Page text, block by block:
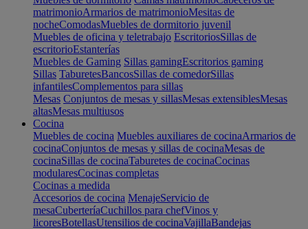
matrimonioArmarios de matrimonioMesitas de
nocheComodasMuebles de dormitorio juvenil
Muebles de oficina y teletrabajo EscritoriosSillas de
escritorioEstanterías
Muebles de Gaming Sillas gamingEscritorios gaming
Sillas TaburetesBancosSillas de comedorSillas
infantilesComplementos para sillas
Mesas Conjuntos de mesas y sillasMesas extensiblesMesas
altasMesas multiusos
Cocina
Muebles de cocina Muebles auxiliares de cocinaArmarios de
cocinaConjuntos de mesas y sillas de cocinaMesas de
cocinaSillas de cocinaTaburetes de cocinaCocinas
modularesCocinas completas
Cocinas a medida
Accesorios de cocina MenajeServicio de
mesaCuberteríaCuchillos para chefVinos y
licoresBotellasUtensilios de cocinaVajillaBandejas